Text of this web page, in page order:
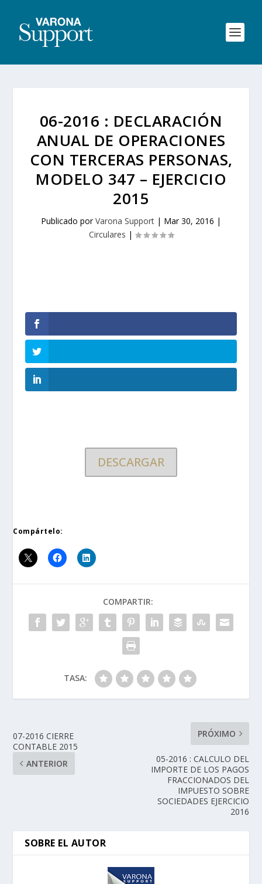
06-2016 : DECLARACIÓN
ANUAL DE OPERACIONES
CON TERCERAS PERSONAS,
MODELO 347 – EJERCICIO
2015
Publicado porVarona Support | Mar 30, 2016 |
Circulares |
DESCARGAR
Compártelo:
COMPARTIR:
TASA:
07-2016 CIERRE
CONTABLE 2015
ANTERIOR
PRÓXIMO
05-2016 : CALCULO DEL
IMPORTE DE LOS PAGOS
FRACCIONADOS DEL
IMPUESTO SOBRE
SOCIEDADES EJERCICIO
2016
SOBRE EL AUTOR